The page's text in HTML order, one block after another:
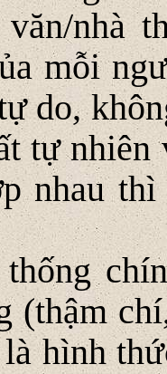
nhà
mỗi
do,
tự
nhau
hình